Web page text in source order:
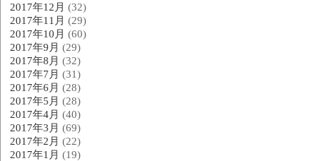
2017年12月 (32)
2017年11月 (29)
2017年10月 (60)
2017年9月 (29)
2017年8月 (32)
2017年7月 (31)
2017年6月 (28)
2017年5月 (28)
2017年4月 (40)
2017年3月 (69)
2017年2月 (22)
2017年1月 (19)